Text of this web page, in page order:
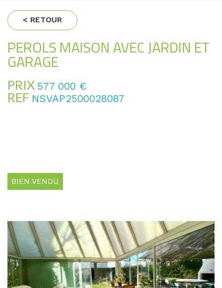
< RETOUR
PEROLS MAISON AVEC JARDIN ET
GARAGE
PRIX 577 000 €
REF NSVAP2500028087
BIEN VENDU